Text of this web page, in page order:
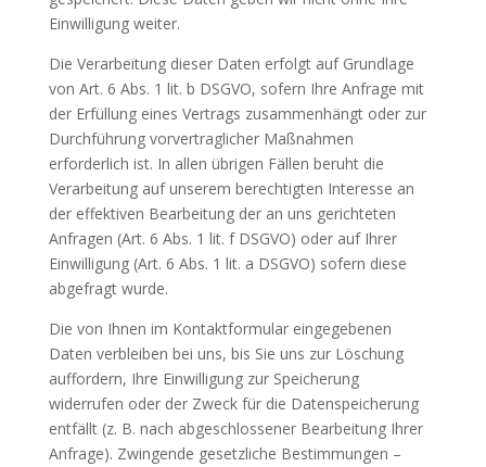
Einwilligung weiter.
Die Verarbeitung dieser Daten erfolgt auf Grundlage
von Art. 6 Abs. 1 lit. b DSGVO, sofern Ihre Anfrage mit
der Erfüllung eines Vertrags zusammenhängt oder zur
Durchführung vorvertraglicher Maßnahmen
erforderlich ist. In allen übrigen Fällen beruht die
Verarbeitung auf unserem berechtigten Interesse an
der effektiven Bearbeitung der an uns gerichteten
Anfragen (Art. 6 Abs. 1 lit. f DSGVO) oder auf Ihrer
Einwilligung (Art. 6 Abs. 1 lit. a DSGVO) sofern diese
abgefragt wurde.
Die von Ihnen im Kontaktformular eingegebenen
Daten verbleiben bei uns, bis Sie uns zur Löschung
auffordern, Ihre Einwilligung zur Speicherung
widerrufen oder der Zweck für die Datenspeicherung
entfällt (z. B. nach abgeschlossener Bearbeitung Ihrer
Anfrage). Zwingende gesetzliche Bestimmungen –